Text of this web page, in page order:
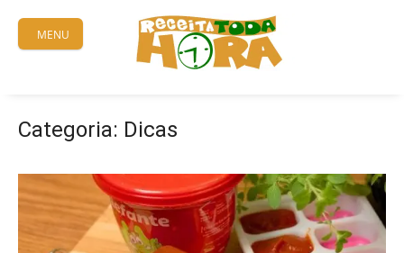
content
MENU
Categoria: Dicas